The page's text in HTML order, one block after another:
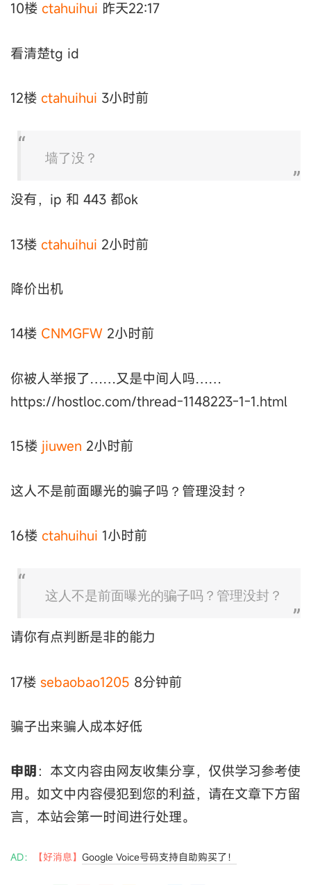
10楼 ctahuihui 昨天22:17
看清楚tg id
12楼 ctahuihui 3小时前
墙了没？
没有，ip 和 443 都ok
13楼 ctahuihui 2小时前
降价出机
14楼 CNMGFW 2小时前
你被人举报了……又是中间人吗……
https://hostloc.com/thread-1148223-1-1.html
15楼 jiuwen 2小时前
这人不是前面曝光的骗子吗？管理没封？
16楼 ctahuihui 1小时前
这人不是前面曝光的骗子吗？管理没封？
请你有点判断是非的能力
17楼 sebaobao1205 8分钟前
骗子出来骗人成本好低
申明 ：本文内容由网友收集分享，仅供学习参考使
用。如文中内容侵犯到您的利益，请在文章下方留
言，本站会第一时间进行处理。
AD： 【好消息】 Google Voice号码支持自助购买了！